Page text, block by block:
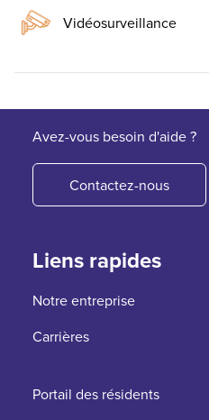
Vidéosurveillance
Avez-vous besoin d'aide ?
Contactez-nous
Liens rapides
Notre entreprise
Carrières
Portail des résidents